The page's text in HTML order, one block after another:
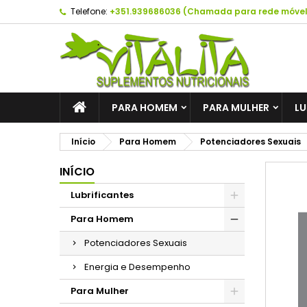
Telefone: +351.939686036 (Chamada para rede
PARA HOMEM PARA MULHER
Início Para Homem Potenciadores Sexuais
INÍCIO
Lubrificantes
Para Homem
Potenciadores Sexuais
Energia e Desempenho
Para Mulher